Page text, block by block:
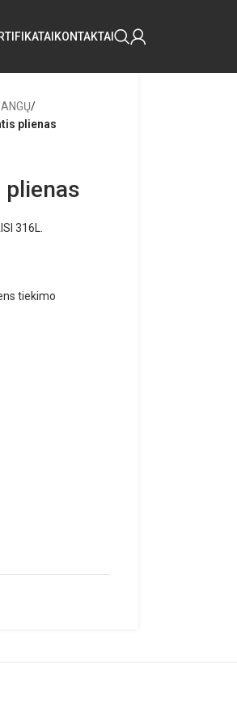
KONTAKTAI
/
plienas
plienas
316L.
tiekimo